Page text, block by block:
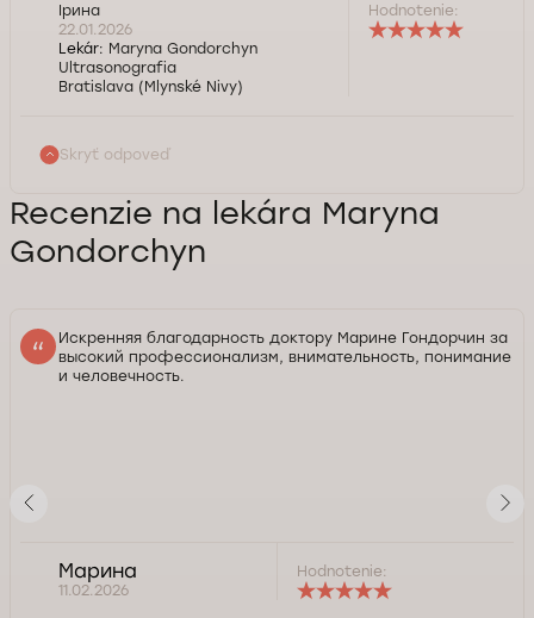
Ірина
22.01.2026
Lekár: Maryna Gondorchyn
Ultrasonografia
Bratislava (Mlynské Nivy)
Hodnotenie:
Skryť odpoveď
Recenzie na lekára Maryna
Gondorchyn
Искренняя благодарность доктору Марине Гондорчин за
высокий профессионализм, внимательность, понимание
и человечность.
Марина
11.02.2026
Hodnotenie: